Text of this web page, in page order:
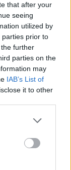
that after your
seeing
utilized by
parties prior to
further
parties on the
may
IAB’s List of
it to other